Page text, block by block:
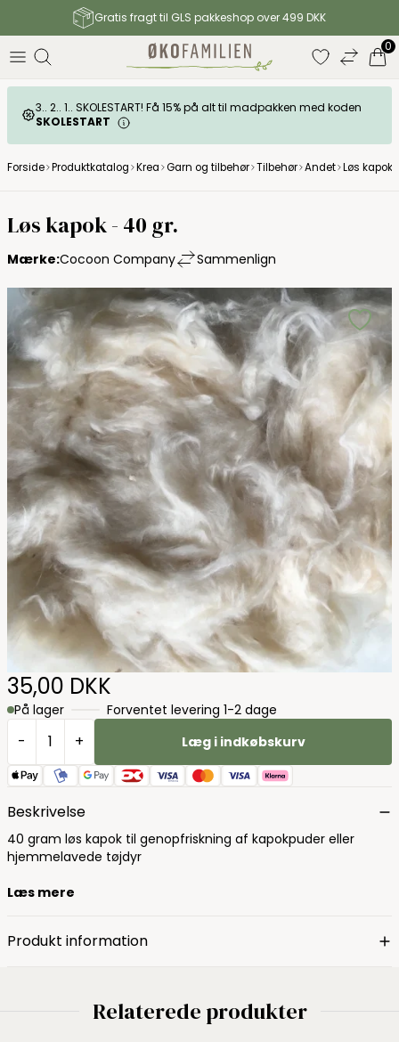
Gratis fragt til GLS pakkeshop over 499 DKK
0
3.. 2.. 1.. SKOLESTART! Få 15% på alt til madpakken med koden
SKOLESTART
Forside Produktkatalog Krea Garn og tilbehør Tilbehør Andet Løs kapok
Løs kapok - 40 gr.
Mærke:Cocoon Company Sammenlign
35,00 DKK
På lager Forventet levering 1-2 dage
- + Læg i indkøbskurv
Beskrivelse
40 gram løs kapok til genopfriskning af kapokpuder eller
hjemmelavede tøjdyr
Læs mere
Produkt information
Relaterede produkter